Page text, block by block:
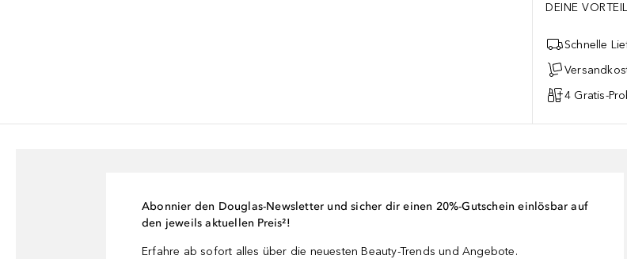
DEINE
Schnelle
4 Gratis-
Abonnier den Douglas-Newsletter und sicher dir einen 20%-Gutschein einlösbar auf
den jeweils aktuellen Preis²!
Erfahre ab sofort alles über die neuesten Beauty-Trends und Angebote.